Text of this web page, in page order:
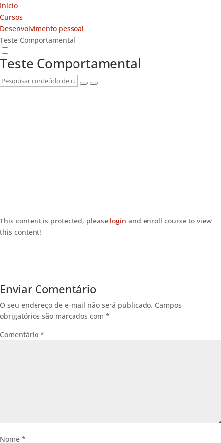
Início
Cursos
Desenvolvimento pessoal
Teste Comportamental
Teste Comportamental
This content is protected, please login and enroll course to view
this content!
Enviar Comentário
O seu endereço de e-mail não será publicado. Campos
obrigatórios são marcados com *
Comentário *
Nome *